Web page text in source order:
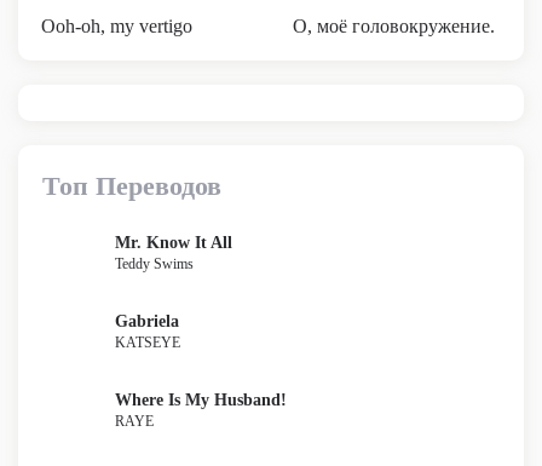
Ooh-oh, my vertigo О, моё головокружение.
Топ Переводов
Mr. Know It All
Teddy Swims
Gabriela
KATSEYE
Where Is My Husband!
RAYE